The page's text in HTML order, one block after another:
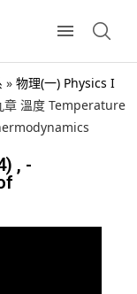
» 物理(一) Physics I
章 溫度 Temperature
, -